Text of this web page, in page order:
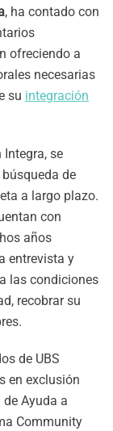
, ha contado con
ofreciendo a
necesarias
su integración
se
de
a largo plazo.
con
años
entrevista y
las condiciones
recobrar su
de UBS
en exclusión
Ayuda a
Community